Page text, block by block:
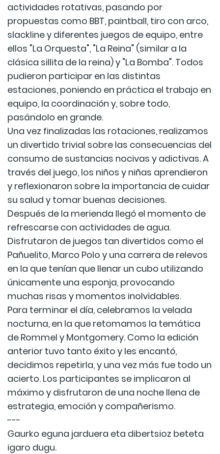
actividades rotativas, pasando por
propuestas como BBT, paintball, tiro con arco,
slackline y diferentes juegos de equipo, entre
ellos "La Orquesta", "La Reina" (similar a la
clásica sillita de la reina) y "La Bomba". Todos
pudieron participar en las distintas
estaciones, poniendo en práctica el trabajo en
equipo, la coordinación y, sobre todo,
pasándolo en grande.
Una vez finalizadas las rotaciones, realizamos
un divertido trivial sobre las consecuencias del
consumo de sustancias nocivas y adictivas. A
través del juego, los niños y niñas aprendieron
y reflexionaron sobre la importancia de cuidar
su salud y tomar buenas decisiones.
Después de la merienda llegó el momento de
refrescarse con actividades de agua.
Disfrutaron de juegos tan divertidos como el
Pañuelito, Marco Polo y una carrera de relevos
en la que tenían que llenar un cubo utilizando
únicamente una esponja, provocando
muchas risas y momentos inolvidables.
Para terminar el día, celebramos la velada
nocturna, en la que retomamos la temática
de Rommel y Montgomery. Como la edición
anterior tuvo tanto éxito y les encantó,
decidimos repetirla, y una vez más fue todo un
acierto. Los participantes se implicaron al
máximo y disfrutaron de una noche llena de
estrategia, emoción y compañerismo.
---
Gaurko eguna jarduera eta dibertsioz beteta
igaro dugu.